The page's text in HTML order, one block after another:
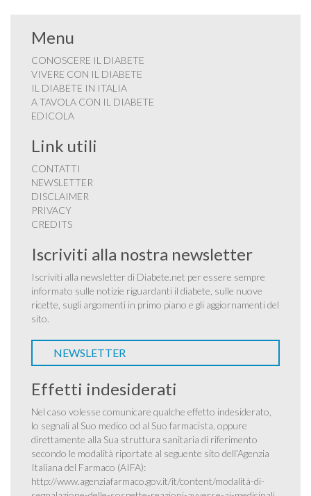
Menu
CONOSCERE IL DIABETE
VIVERE CON IL DIABETE
IL DIABETE IN ITALIA
A TAVOLA CON IL DIABETE
EDICOLA
Link utili
CONTATTI
NEWSLETTER
DISCLAIMER
PRIVACY
CREDITS
Iscriviti alla nostra newsletter
Iscriviti alla newsletter di Diabete.net per essere sempre
informato sulle notizie riguardanti il diabete, sulle nuove
ricette, sugli argomenti in primo piano e gli aggiornamenti del
sito.
NEWSLETTER
Effetti indesiderati
Nel caso volesse comunicare qualche effetto indesiderato,
lo segnali al Suo medico od al Suo farmacista, oppure
direttamente alla Sua struttura sanitaria di riferimento
secondo le modalità riportate al seguente sito dell’Agenzia
Italiana del Farmaco (AIFA):
http://www.agenziafarmaco.gov.it/it/content/modalità-di-